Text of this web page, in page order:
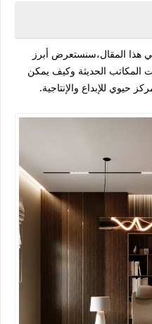
هذا المقال،سنستعرض أبرز
المكاتب الحديثة وكيف يمكن
حيوي للإبداع والإنتاجية.